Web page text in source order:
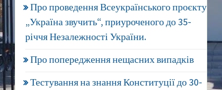
Про проведення Всеукраїнського проєкту
„Україна звучить“, приуроченого до 35-
річчя Незалежності України.
Про попередження нещасних випадків
Тестування на знання Конституції до 30-